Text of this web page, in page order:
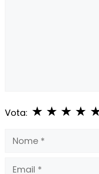
Vota: ★
★
★
★
Nome
Email